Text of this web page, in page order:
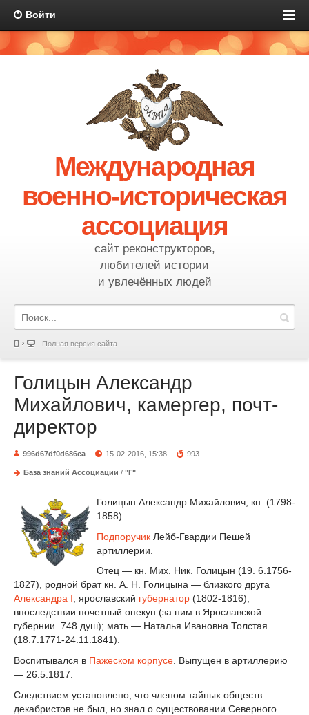
Войти
Международная
военно-историческая
ассоциация
сайт реконструкторов,
любителей истории
и увлечённых людей
Полная версия сайта
Голицын Александр
Михайлович, камергер, почт-
директор
996d67df0d686ca 15-02-2016, 15:38 993
База знаний Ассоциации / "Г"
Голицын Александр Михайлович, кн. (1798-
1858).
Подпоручик Лейб-Гвардии Пешей
артиллерии.
Отец — кн. Мих. Ник. Голицын (19. 6.1756-
1827), родной брат кн. А. Н. Голицына — близкого друга
Александра I, ярославский губернатор (1802-1816),
впоследствии почетный опекун (за ним в Ярославской
губернии. 748 душ); мать — Наталья Ивановна Толстая
(18.7.1771-24.11.1841).
Воспитывался в Пажеском корпусе . Выпущен в артиллерию
— 26.5.1817.
Следствием установлено, что членом тайных обществ
декабристов не был, но знал о существовании Северного